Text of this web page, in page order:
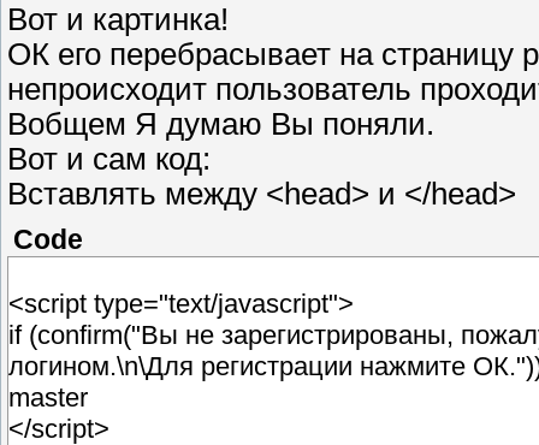
Вот и картинка!
ОК его перебрасывает на страницу
непроисходит пользователь
Вобщем Я думаю Вы поняли.
Вот и сам код:
Вставлять между <head> и </head>
Code
<script type="text/javascript">
if (confirm("Вы не зарегистрированы,
логином.\n\Для регистрации нажмите
master
</script>